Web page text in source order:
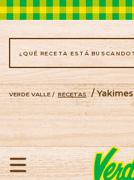
VERDE VALLE / RECETAS /